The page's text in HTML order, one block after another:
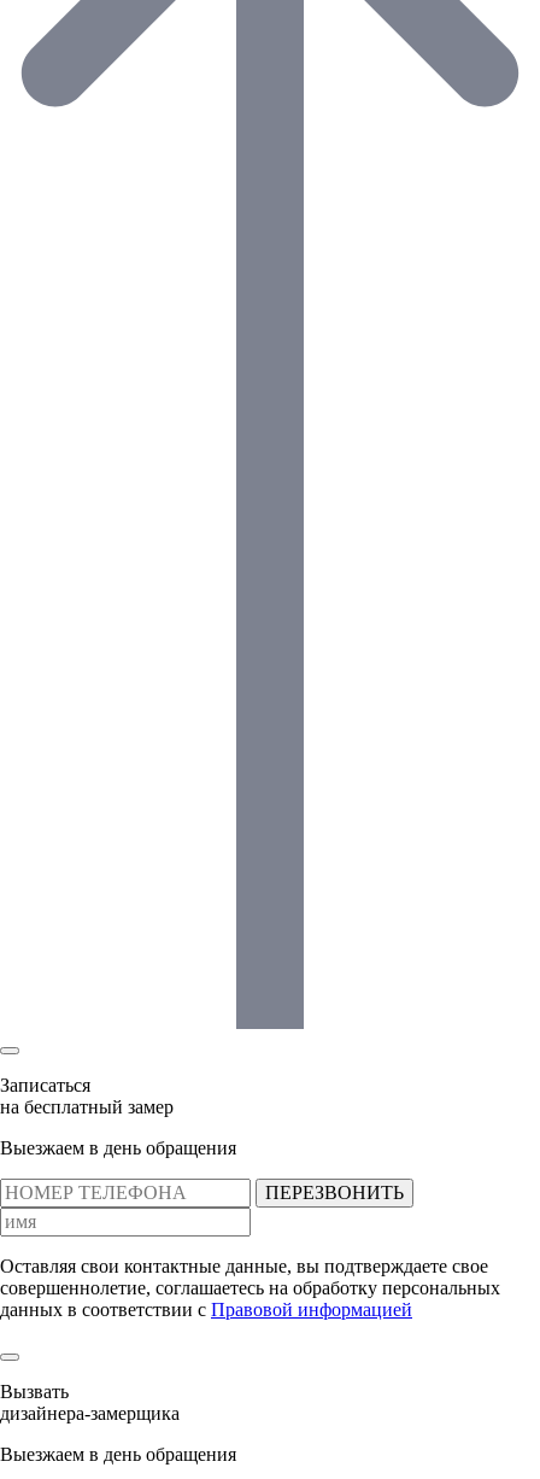
Записаться
на бесплатный замер
Выезжаем в день обращения
ПЕРЕЗВОНИТЬ
Оставляя свои контактные данные, вы подтверждаете свое
совершеннолетие, соглашаетесь на обработку персональных
данных в соответствии с Правовой информацией
Вызвать
дизайнера-замерщика
Выезжаем в день обращения